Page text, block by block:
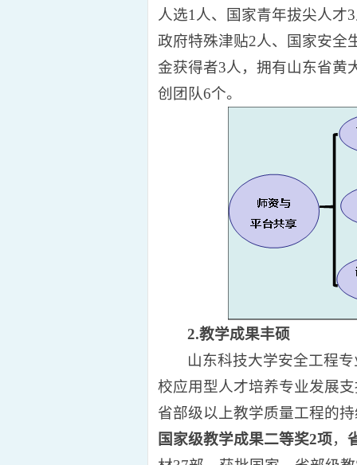
人选1人、国家青年拔尖人才
政府特殊津贴2人、国家安全
金获得者3人，拥有山东省黄
创团队6个。
2.教学成果丰硕
山东科技大学安全工程
校应用型人才培养专业发展
省部级以上教学质量工程的
国家级教学成果二等奖2项，